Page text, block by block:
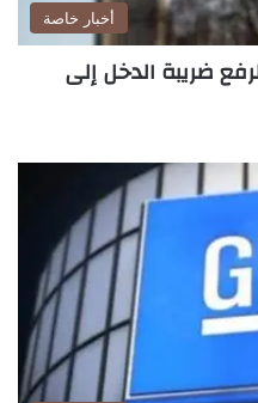
أخبار خاصة
ضريبة الدخل إلى